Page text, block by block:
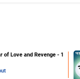
of Love and Revenge - 1